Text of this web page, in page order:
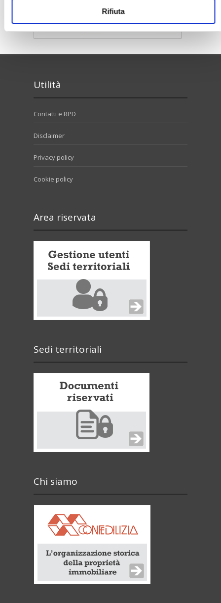
Rifiuta
Utilità
Contatti e RPD
Disclaimer
Privacy policy
Cookie policy
Area riservata
Sedi territoriali
Chi siamo